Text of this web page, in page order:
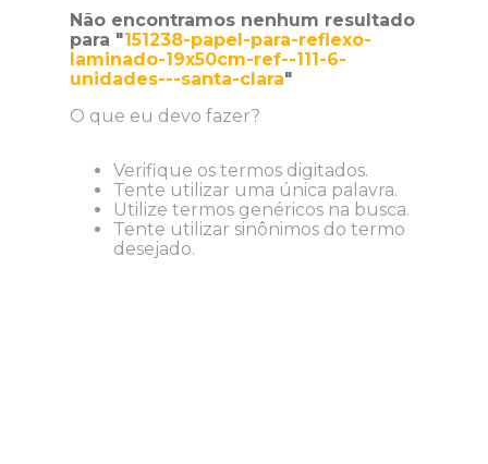
Não encontramos nenhum resultado
para "151238-papel-para-reflexo-
laminado-19x50cm-ref--111-6-
unidades---santa-clara"
O que eu devo fazer?
Verifique os termos digitados.
Tente utilizar uma única palavra.
Utilize termos genéricos na busca.
Tente utilizar sinônimos do termo
desejado.